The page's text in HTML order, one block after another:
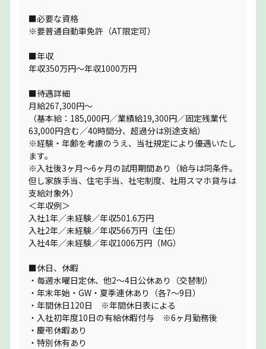
■必要な資格
※要普通自動車免許（AT限定可）
■年収
年収350万円〜年収1000万円
■待遇詳細
月給267,300円～
（基本給：185,000円／業績給19,300円／固定残業代
63,000円含む／40時間分、超過分は別途支給）
※経験・年齢を考慮のうえ、当社規定により優遇いたし
ます。
※入社後3ヶ月〜6ヶ月の試用期間あり（給与は同条件。
但し家族手当、住宅手当、社宅制度、社用スマホ貸与は
支給対象外）
＜年収例＞
入社1年／未経験／年収501.6万円
入社2年／未経験／年収566万円（主任）
入社4年／未経験／年収1006万円（MG）
■休日、休暇
・毎週水曜日定休、他2〜4日公休あり（交替制）
・年末年始・GW・夏季連休あり（各7〜9日）
・年間休日120日 ※年間休日表による
・入社初年度10日の有給休暇付与 ※6ヶ月勤務後
・慶弔休暇あり
・特別休有あり